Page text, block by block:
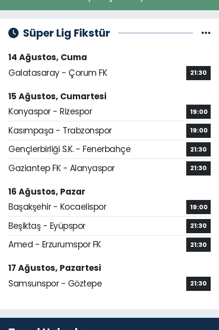
Süper Lig Fikstür
14 Ağustos, Cuma
Galatasaray - Çorum FK
21:30
15 Ağustos, Cumartesi
Konyaspor - Rizespor
19:00
Kasımpaşa - Trabzonspor 19:00
Gençlerbirliği S.K. - Fenerbahçe 21:30
Gaziantep FK - Alanyaspor 21:30
16 Ağustos, Pazar
Başakşehir - Kocaelispor
19:00
Beşiktaş - Eyüpspor 21:30
Amed - Erzurumspor FK 21:30
17 Ağustos, Pazartesi
Samsunspor - Göztepe
21:30